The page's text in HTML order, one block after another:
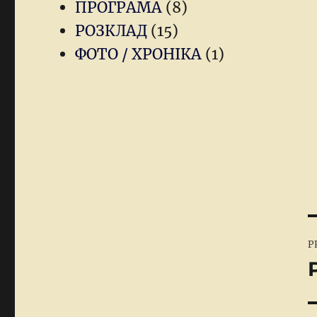
ПРОГРАМА (8)
РОЗКЛАД (15)
ФОТО / ХРОНІКА (1)